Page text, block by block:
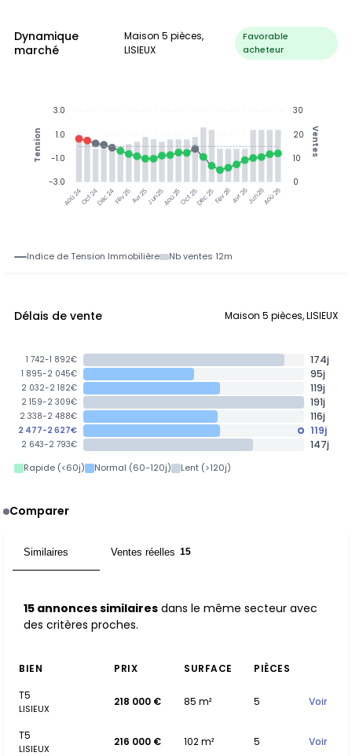
Dynamique
marché
Maison 5 pièces,
LISIEUX
Favorable
acheteur
Aoû 24Oct 24Déc 24Fév 25Avr 25Jun 25Aoû 25Oct 25Déc 25Fév 26Avr 26Jun 26Aoû 26
30
20
10
0
Ventes
3.0
1.0
-1.0
-3.0
Tension
Indice de Tension Immobilière Nb ventes 12m
Délais de vente Maison 5 pièces, LISIEUX
1 742-1 892€ 174j
1 895-2 045€ 95j
2 032-2 182€ 119j
2 159-2 309€ 191j
2 338-2 488€ 116j
2 477-2 627€ 119j
2 643-2 793€ 147j
Rapide (<60j) Normal (60-120j) Lent (>120j)
Comparer
Similaires Ventes réelles 15
15 annonces similaires dans le même secteur avec
des critères proches.
BIEN PRIX SURFACE
PIÈCES
T5
LISIEUX
218 000 € 85 m² 5 Voir
T5
LISIEUX
216 000 € 102 m² 5 Voir